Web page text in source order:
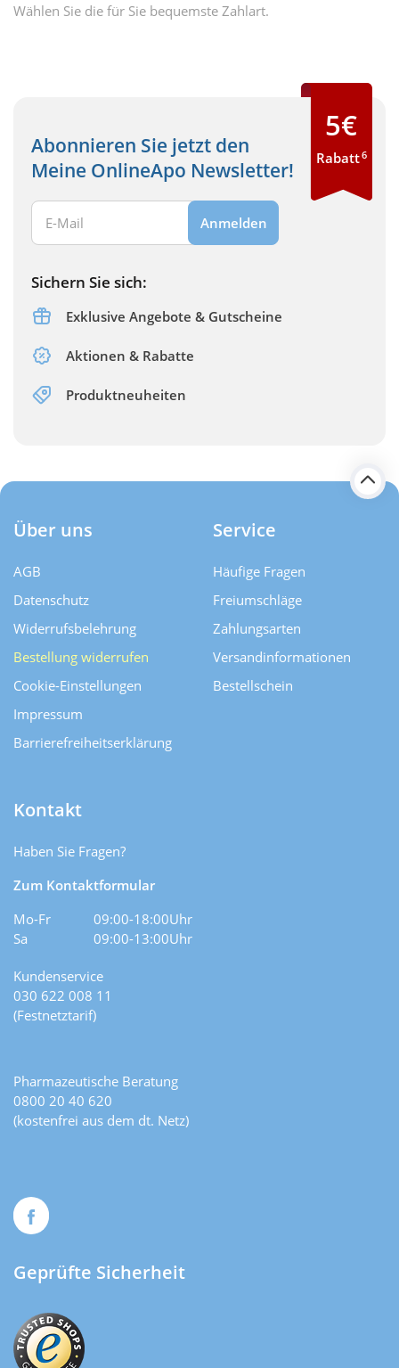
Wählen Sie die für Sie bequemste Zahlart.
Abonnieren Sie jetzt den
Meine OnlineApo Newsletter!
Ihre E-Mail Adresse:
Anmelden
Sichern Sie sich:
Exklusive Angebote & Gutscheine
Aktionen & Rabatte
Produktneuheiten
5€
Rabatt6
Über uns
AGB
Datenschutz
Widerrufsbelehrung
Bestellung widerrufen
Cookie-Einstellungen
Impressum
Barrierefreiheitserklärung
Service
Häufige Fragen
Freiumschläge
Zahlungsarten
Versand­informationen
Bestellschein
Kontakt
Haben Sie Fragen?
Zum Kontaktformular
Mo-Fr
09:00-18:00Uhr
Sa
09:00-13:00Uhr
Kundenservice
030 622 008 11
(Festnetztarif)
Pharmazeutische Beratung
0800 20 40 620
(kostenfrei aus dem dt. Netz)
Geprüfte Sicherheit